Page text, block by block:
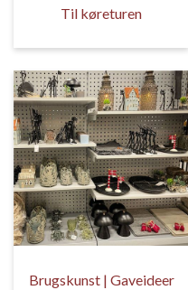
Til køreturen
Brugskunst | Gaveideer